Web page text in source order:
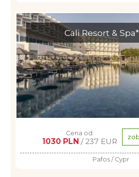
Cali Resort &
Cena od:
1030 PLN / 237 EUR
Pafos / Cypr